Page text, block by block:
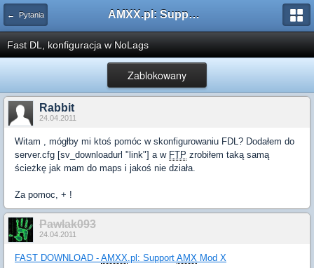
← Pytania AMXX.pl: Support AMX Mod X i SourceMod
Fast DL, konfiguracja w NoLags
Zablokowany
Rabbit
24.04.2011
Witam , mógłby mi ktoś pomóc w skonfigurowaniu FDL? Dodałem do
server.cfg [sv_downloadurl "link"] a w FTP zrobiłem taką samą
ścieżkę jak mam do maps i jakoś nie działa.
Za pomoc, + !
Pawlak093
24.04.2011
FAST DOWNLOAD - AMXX.pl: Support AMX Mod X